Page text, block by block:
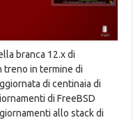
branca 12.x di
treno in termine di
di centinaia di
di FreeBSD
allo stack di